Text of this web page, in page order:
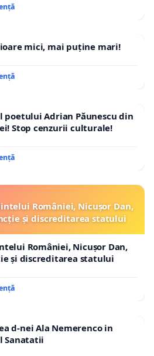
mici, mai puține mari!
poetului Adrian Păunescu din
Stop cenzurii culturale!
României, Nicușor Dan,
și discreditarea statului
României, Nicușor Dan,
și discreditarea statului
d-nei Ala Nemerenco in
Sanatatii